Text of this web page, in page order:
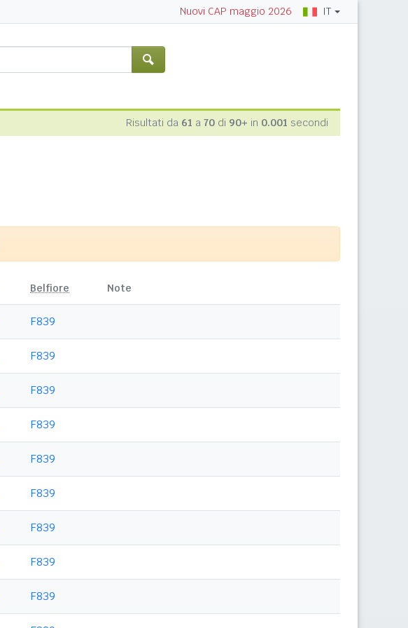
Nuovi CAP maggio 2026 IT
Risultati da 61 a 70 di 90+ in 0.001 secondi
Belfiore Note
F839
F839
F839
F839
F839
F839
F839
F839
F839